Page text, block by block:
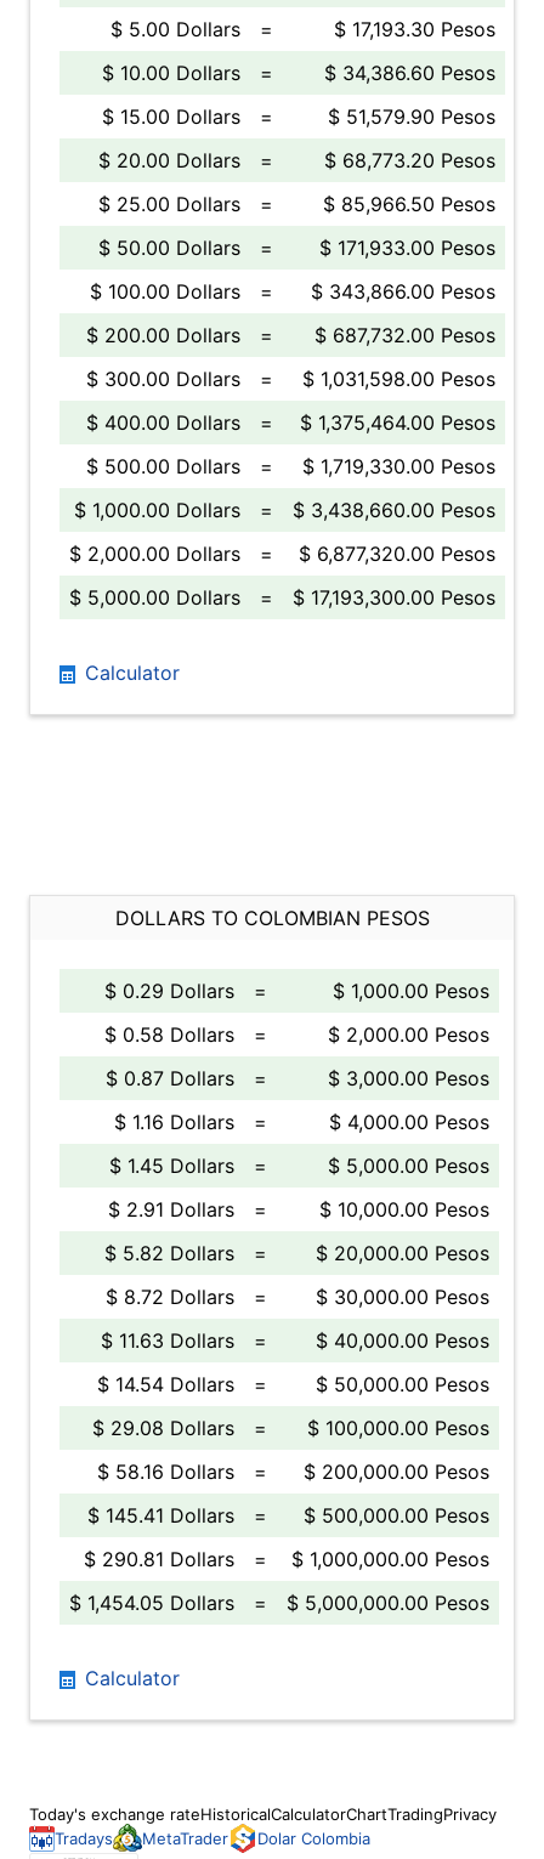
$ 5.00 Dollars
=
$ 17,193.30 Pesos
$ 10.00 Dollars
=
$ 34,386.60 Pesos
$ 15.00 Dollars
=
$ 51,579.90 Pesos
$ 20.00 Dollars
=
$ 68,773.20 Pesos
$ 25.00 Dollars
=
$ 85,966.50 Pesos
$ 50.00 Dollars
=
$ 171,933.00 Pesos
$ 100.00 Dollars
=
$ 343,866.00 Pesos
$ 200.00 Dollars
=
$ 687,732.00 Pesos
$ 300.00 Dollars
=
$ 1,031,598.00 Pesos
$ 400.00 Dollars
=
$ 1,375,464.00 Pesos
$ 500.00 Dollars
=
$ 1,719,330.00 Pesos
$ 1,000.00 Dollars
=
$ 3,438,660.00 Pesos
$ 2,000.00 Dollars
=
$ 6,877,320.00 Pesos
$ 5,000.00 Dollars
= $ 17,193,300.00 Pesos
Calculator
DOLLARS TO COLOMBIAN PESOS
$ 0.29 Dollars =
$ 1,000.00 Pesos
$ 0.58 Dollars
=
$ 2,000.00 Pesos
$ 0.87 Dollars
=
$ 3,000.00 Pesos
$ 1.16 Dollars
=
$ 4,000.00 Pesos
$ 1.45 Dollars
=
$ 5,000.00 Pesos
$ 2.91 Dollars
=
$ 10,000.00 Pesos
$ 5.82 Dollars
=
$ 20,000.00 Pesos
$ 8.72 Dollars
=
$ 30,000.00 Pesos
$ 11.63 Dollars
=
$ 40,000.00 Pesos
$ 14.54 Dollars
=
$ 50,000.00 Pesos
$ 29.08 Dollars
=
$ 100,000.00 Pesos
$ 58.16 Dollars
=
$ 200,000.00 Pesos
$ 145.41 Dollars
=
$ 500,000.00 Pesos
$ 290.81 Dollars
=
$ 1,000,000.00 Pesos
$ 1,454.05 Dollars
= $ 5,000,000.00 Pesos
Calculator
Today's exchange rateHistoricalCalculatorChartTradingPrivacy
Tradays
MetaTrader Dolar Colombia